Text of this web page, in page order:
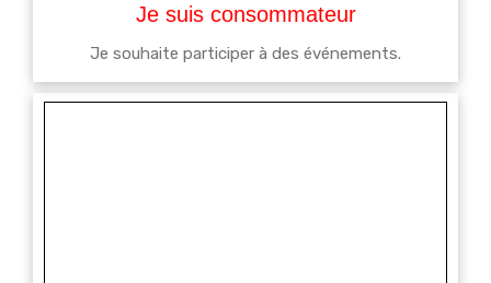
Je suis consommateur
Je souhaite participer à des événements.